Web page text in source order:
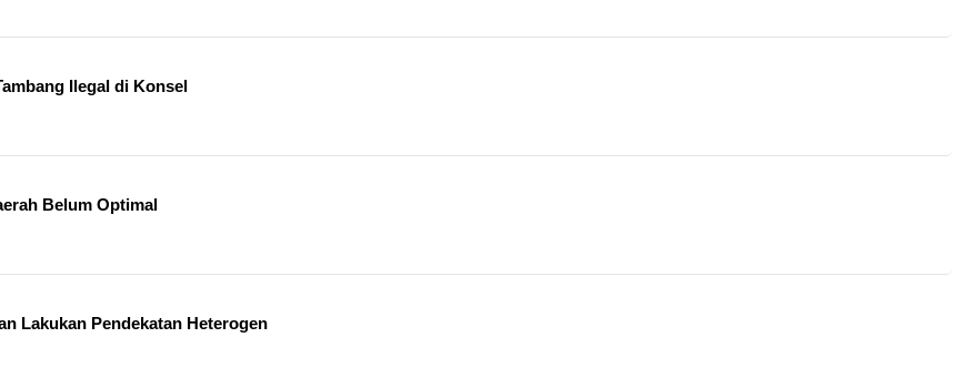
Ilegal di Konsel
Belum Optimal
Lakukan Pendekatan Heterogen